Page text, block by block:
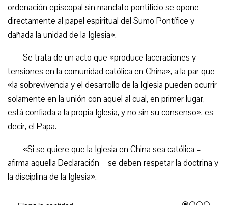
ordenación episcopal sin mandato pontificio se opone
directamente al papel espiritual del Sumo Pontífice y
dañada la unidad de la Iglesia».
Se trata de un acto que «produce laceraciones y
tensiones en la comunidad católica en China», a la par que
«la sobrevivencia y el desarrollo de la Iglesia pueden ocurrir
solamente en la unión con aquel al cual, en primer lugar,
está confiada a la propia Iglesia, y no sin su consenso», es
decir, el Papa.
«Si se quiere que la Iglesia en China sea católica –
afirma aquella Declaración – se deben respetar la doctrina y
la disciplina de la Iglesia».